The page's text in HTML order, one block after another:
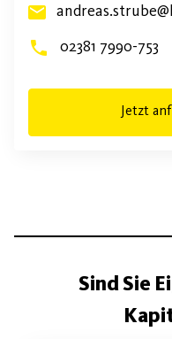
02381 7990-753
Jetzt
Sind Sie